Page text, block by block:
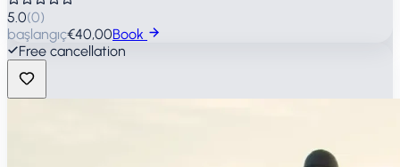
5.0(0)
başlangıç€40,00Book
Free cancellation